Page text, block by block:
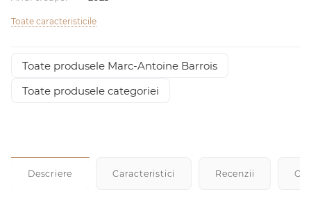
Toate caracteristicile
Toate produsele Marc-Antoine Barrois
Toate produsele categoriei
Descriere Caracteristici Recenzii